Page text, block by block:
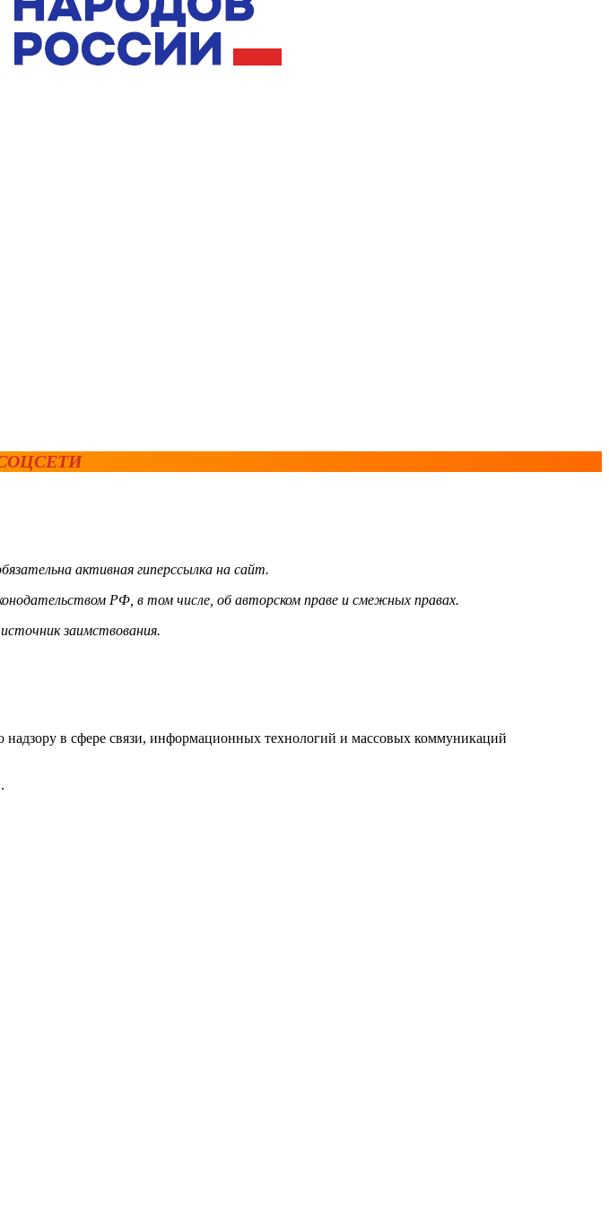
активная гиперссылка на сайт.
РФ, в том числе, об авторском праве и смежных правах.
заимствования.
в сфере связи, информационных технологий и массовых коммуникаций